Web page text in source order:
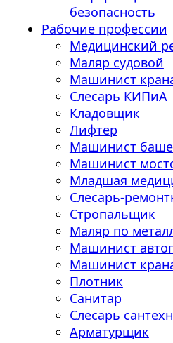
безопасность
Рабочие профессии
Медицинский
Маляр судовой
Машинист
Слесарь КИПиА
Кладовщик
Лифтер
Машинист
Машинист
Младшая
Слесарь-
Стропальщик
Маляр по
Машинист
Машинист
Плотник
Санитар
Слесарь
Арматурщик